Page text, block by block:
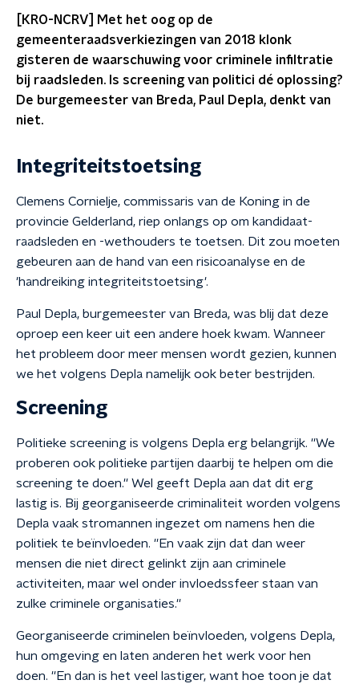
[KRO-NCRV] Met het oog op de
gemeenteraadsverkiezingen van 2018 klonk
gisteren de waarschuwing voor criminele infiltratie
bij raadsleden. Is screening van politici dé oplossing?
De burgemeester van Breda, Paul Depla, denkt van
niet.
Integriteitstoetsing
Clemens Cornielje, commissaris van de Koning in de
provincie Gelderland, riep onlangs op om kandidaat-
raadsleden en -wethouders te toetsen. Dit zou moeten
gebeuren aan de hand van een risicoanalyse en de
'handreiking integriteitstoetsing'.
Paul Depla, burgemeester van Breda, was blij dat deze
oproep een keer uit een andere hoek kwam. Wanneer
het probleem door meer mensen wordt gezien, kunnen
we het volgens Depla namelijk ook beter bestrijden.
Screening
Politieke screening is volgens Depla erg belangrijk. ''We
proberen ook politieke partijen daarbij te helpen om die
screening te doen.'' Wel geeft Depla aan dat dit erg
lastig is. Bij georganiseerde criminaliteit worden volgens
Depla vaak stromannen ingezet om namens hen die
politiek te beïnvloeden. ''En vaak zijn dat dan weer
mensen die niet direct gelinkt zijn aan criminele
activiteiten, maar wel onder invloedssfeer staan van
zulke criminele organisaties.''
Georganiseerde criminelen beïnvloeden, volgens Depla,
hun omgeving en laten anderen het werk voor hen
doen. ''En dan is het veel lastiger, want hoe toon je dat